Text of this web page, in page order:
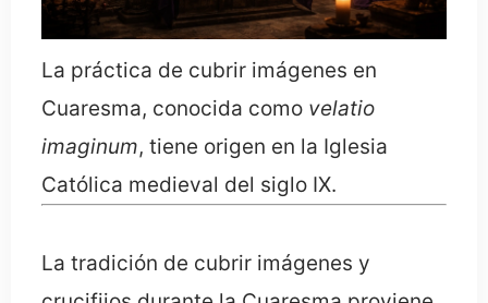
La práctica de cubrir imágenes en
Cuaresma, conocida como velatio
imaginum, tiene origen en la Iglesia
Católica medieval del siglo IX.
La tradición de cubrir imágenes y